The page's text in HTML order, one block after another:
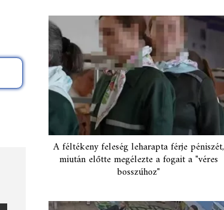
A féltékeny feleség leharapta férje péniszét,
miután előtte megélezte a fogait a "véres
bosszúhoz"